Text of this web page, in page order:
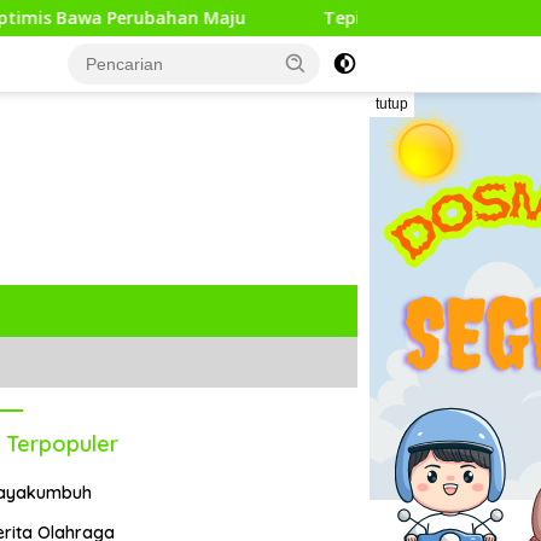
Maju Tepis Isu Miring, Pemkab Lima Puluh Kota
tutup
Terpopuler
Olahraga